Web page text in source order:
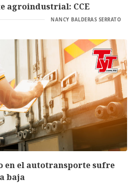
agroindustrial: CCE
NANCY BALDERAS SERRATO
en el autotransporte sufre
baja